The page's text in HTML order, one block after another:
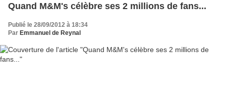
Quand M&M's célèbre ses 2 millions de fans...
Publié le 28/09/2012 à 18:34
Par Emmanuel de Reynal